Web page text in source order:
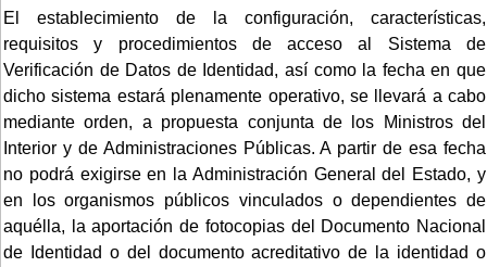
El establecimiento de la configuración, características,
requisitos y procedimientos de acceso al Sistema de
Verificación de Datos de Identidad, así como la fecha en que
dicho sistema estará plenamente operativo, se llevará a cabo
mediante orden, a propuesta conjunta de los Ministros del
Interior y de Administraciones Públicas. A partir de esa fecha
no podrá exigirse en la Administración General del Estado, y
en los organismos públicos vinculados o dependientes de
aquélla, la aportación de fotocopias del Documento Nacional
de Identidad o del documento acreditativo de la identidad o